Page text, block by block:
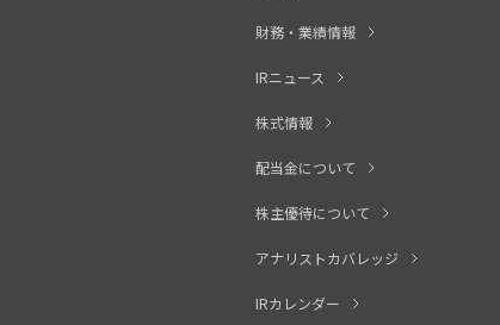
財務・業績情報
IRニュース
株式情報
配当金について
株主優待について
アナリストカバレッジ
IRカレンダー